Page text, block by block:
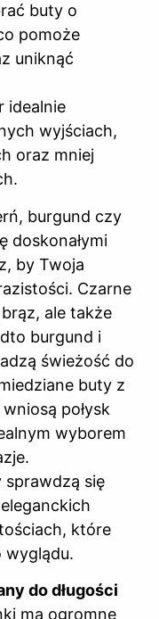
buty o
pomoże
uniknąć
idealnie
wyjściach,
oraz mniej
burgund czy
doskonałymi
by Twoja
Czarne
ale także
burgund i
świeżość do
buty z
połysk
wyborem
sprawdzą się
które
wyglądu.
do długości
ma ogromne